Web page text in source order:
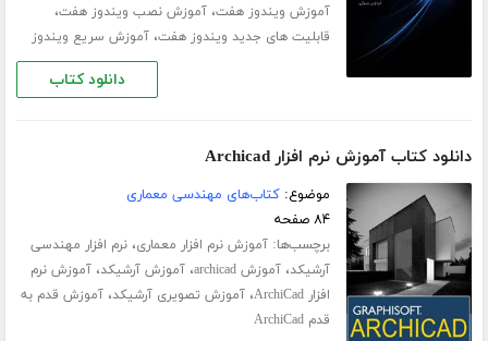
آموزش ویندوز هفت،آموزش نصب ویندوز هفت،
قابلیت های جدید ویندوز هفت،آموزش سریع ویندوز
دانلود کتاب
دانلود کتاب آموزش نرم افزار Archicad
موضوع:کتاب‌های مهندسی معماری
۸۴ صفحه
برچسب‌ها:آموزش نرم افزار معماری،نرم افزار مهندسی
آرشیکد،آموزش archicad ،آموزش آرشیکد،آموزش نرم
افزار ArchiCad
،آموزش تصویری آرشیکد،آموزش قدم به
قدم ArchiCad